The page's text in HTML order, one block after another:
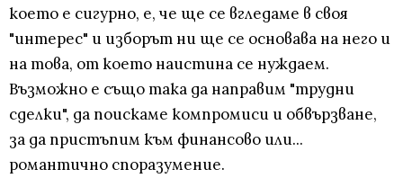
което е сигурно, е, че ще се вгледаме в своя
"интерес" и изборът ни ще се основава на него и
на това, от което наистина се нуждаем.
Възможно е също така да направим "трудни
сделки", да поискаме компромиси и обвързване,
за да пристъпим към финансово или...
романтично споразумение.